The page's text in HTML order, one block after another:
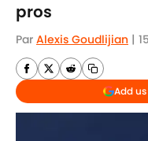
pros
Par Alexis Goudlijian |
Add